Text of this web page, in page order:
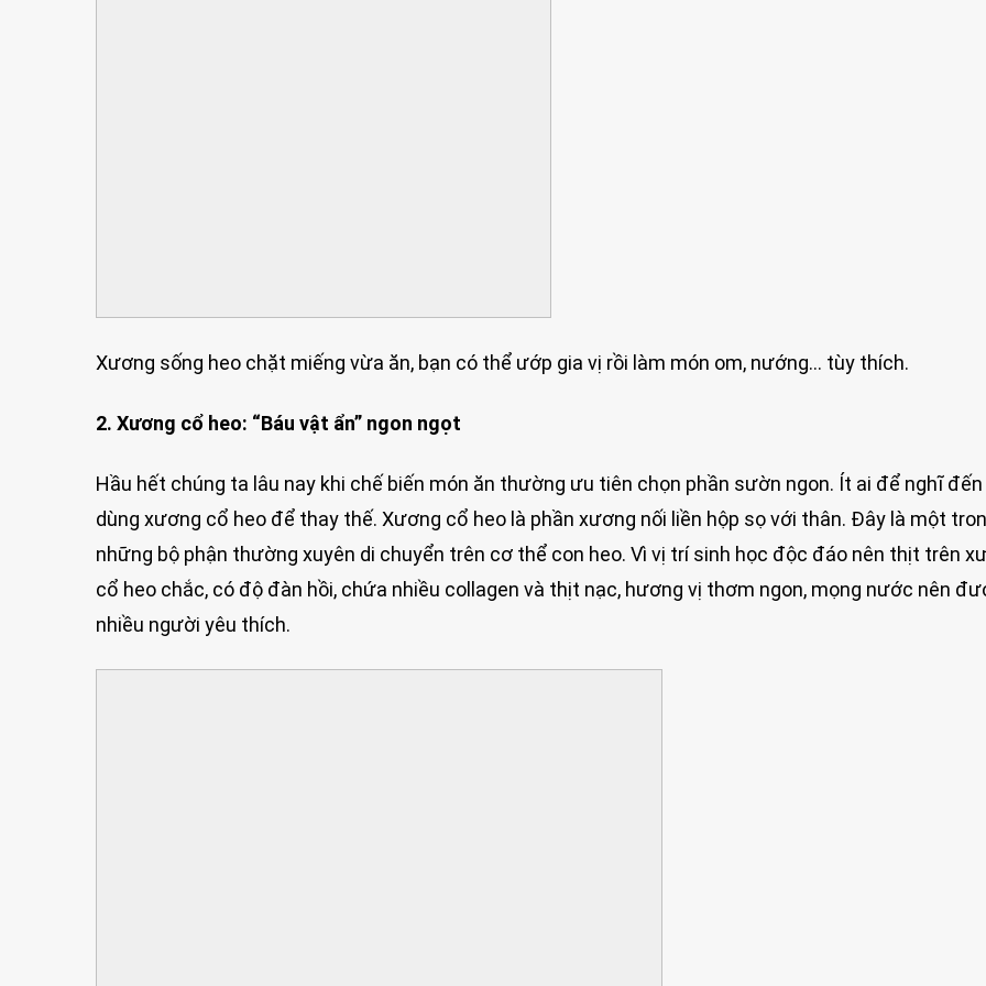
Xương sống heo chặt miếng vừa ăn, bạn có thể ướp gia vị rồi làm món om, nướng… tùy thích.
2. Xương cổ heo: “Báu vật ẩn” ngon ngọt
Hầu hết chúng ta lâu nay khi chế biến món ăn thường ưu tiên chọn phần sườn ngon. Ít ai để nghĩ
dùng xương cổ heo để thay thế. Xương cổ heo là phần xương nối liền hộp sọ với thân. Đây là một
những bộ phận thường xuyên di chuyển trên cơ thể con heo. Vì vị trí sinh học độc đáo nên thịt trên
cổ heo chắc, có độ đàn hồi, chứa nhiều collagen và thịt nạc, hương vị thơm ngon, mọng nước nên
nhiều người yêu thích.